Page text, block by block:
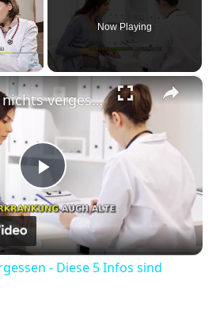
Now Playing
×
Play
Video
Beim Arzt nichts vergessen - Diese 5 Infos sind entscheidend!
- Diese 5 Infos sind